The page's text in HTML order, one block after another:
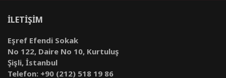
İLETİŞİM
Eşref Efendi Sokak
No 122, Daire No 10, Kurtuluş
Şişli, İstanbul
Telefon: +90 (212) 518 19 86